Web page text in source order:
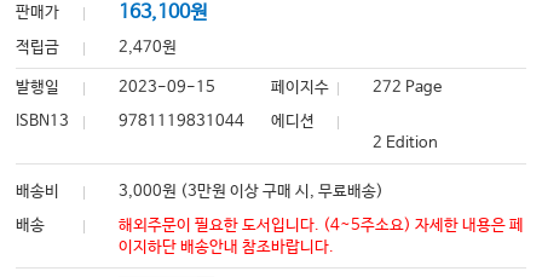
판매가
163,100원
적립금 2,470원
발행일 2023-09-15 페이지수
272 Page
ISBN13
9781119831044
에디션
2 Edition
배송비
3,000원 (3만원 이상 구매 시, 무료배송)
배송
해외주문이 필요한 도서입니다. (4~5주소요) 자세한 내용은 페
이지하단 배송안내 참조바랍니다.